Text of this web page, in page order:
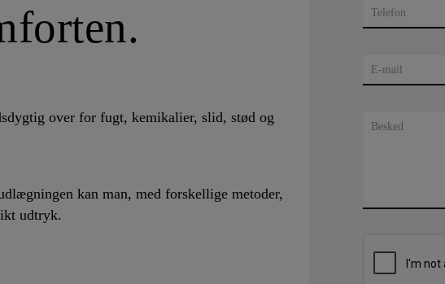
over for fugt, kemikalier, slid, stød og
kan man, med forskellige metoder,
udtryk.
Telefon
E-mail
Besked